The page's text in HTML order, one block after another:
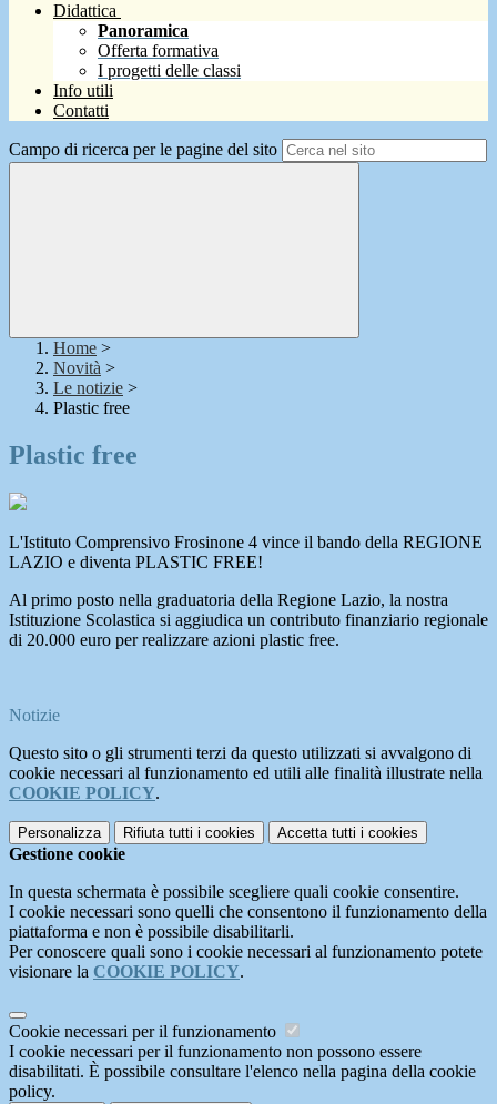
Didattica
Panoramica
Offerta formativa
I progetti delle classi
Info utili
Contatti
Campo di ricerca per le pagine del sito
Home >
Novità >
Le notizie >
Plastic free
Plastic free
L'Istituto Comprensivo Frosinone 4 vince il bando della REGIONE
LAZIO e diventa PLASTIC FREE!
Al primo posto nella graduatoria della Regione Lazio, la nostra
Istituzione Scolastica si aggiudica un contributo finanziario regionale
di 20.000 euro per realizzare azioni plastic free.
Notizie
Questo sito o gli strumenti terzi da questo utilizzati si avvalgono di
cookie necessari al funzionamento ed utili alle finalità illustrate nella
COOKIE POLICY.
Personalizza Rifiuta tutti i cookies Accetta tutti i cookies
Gestione cookie
In questa schermata è possibile scegliere quali cookie consentire.
I cookie necessari sono quelli che consentono il funzionamento della
piattaforma e non è possibile disabilitarli.
Per conoscere quali sono i cookie necessari al funzionamento potete
visionare la COOKIE POLICY.
Cookie necessari per il funzionamento
I cookie necessari per il funzionamento non possono essere
disabilitati. È possibile consultare l'elenco nella pagina della cookie
policy.